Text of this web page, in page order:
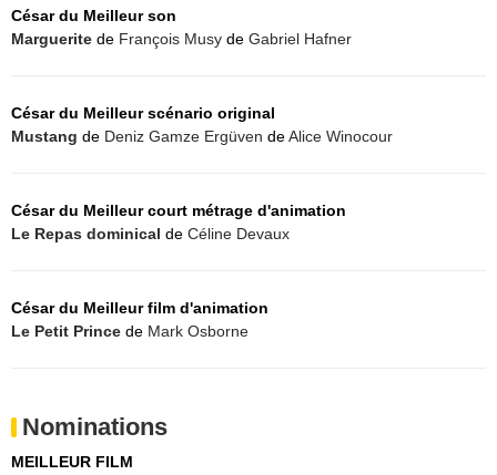
César du Meilleur son
Marguerite de François Musy de Gabriel Hafner
César du Meilleur scénario original
Mustang de Deniz Gamze Ergüven deAlice Winocour
César du Meilleur court métrage d'animation
Le Repas dominical de Céline Devaux
César du Meilleur film d'animation
Le Petit Prince de Mark Osborne
Nominations
MEILLEUR FILM